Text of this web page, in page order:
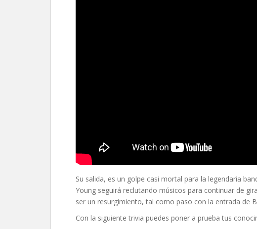
Su salida, es un golpe casi mortal para la legendaria
Young seguirá reclutando músicos para continuar de
ser un resurgimiento, tal como paso con la entrada de
Con la siguiente trivia puedes poner a prueba tus